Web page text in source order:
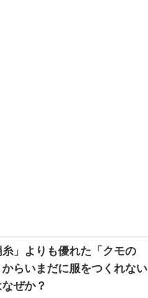
糸」よりも優れた「クモの
からいまだに服をつくれない
ぜか？